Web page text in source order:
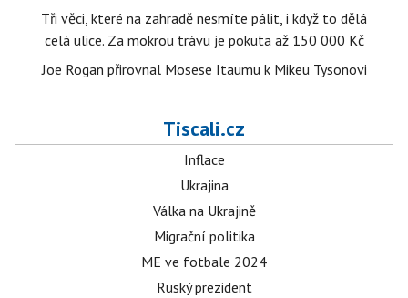
Tři věci, které na zahradě nesmíte pálit, i když to dělá
celá ulice. Za mokrou trávu je pokuta až 150 000 Kč
Joe Rogan přirovnal Mosese Itaumu k Mikeu Tysonovi
Tiscali.cz
Inflace
Ukrajina
Válka na Ukrajině
Migrační politika
ME ve fotbale 2024
Ruský prezident